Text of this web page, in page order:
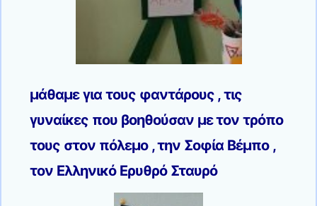
μάθαμε για τους φαντάρους , τις
γυναίκες που βοηθούσαν με τον τρόπο
τους στον πόλεμο , την Σοφία Βέμπο ,
τον Ελληνικό Ερυθρό Σταυρό